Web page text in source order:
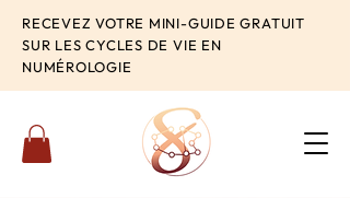
RECEVEZ VOTRE MINI-GUIDE GRATUIT
SUR LES CYCLES DE VIE EN
NUMÉROLOGIE